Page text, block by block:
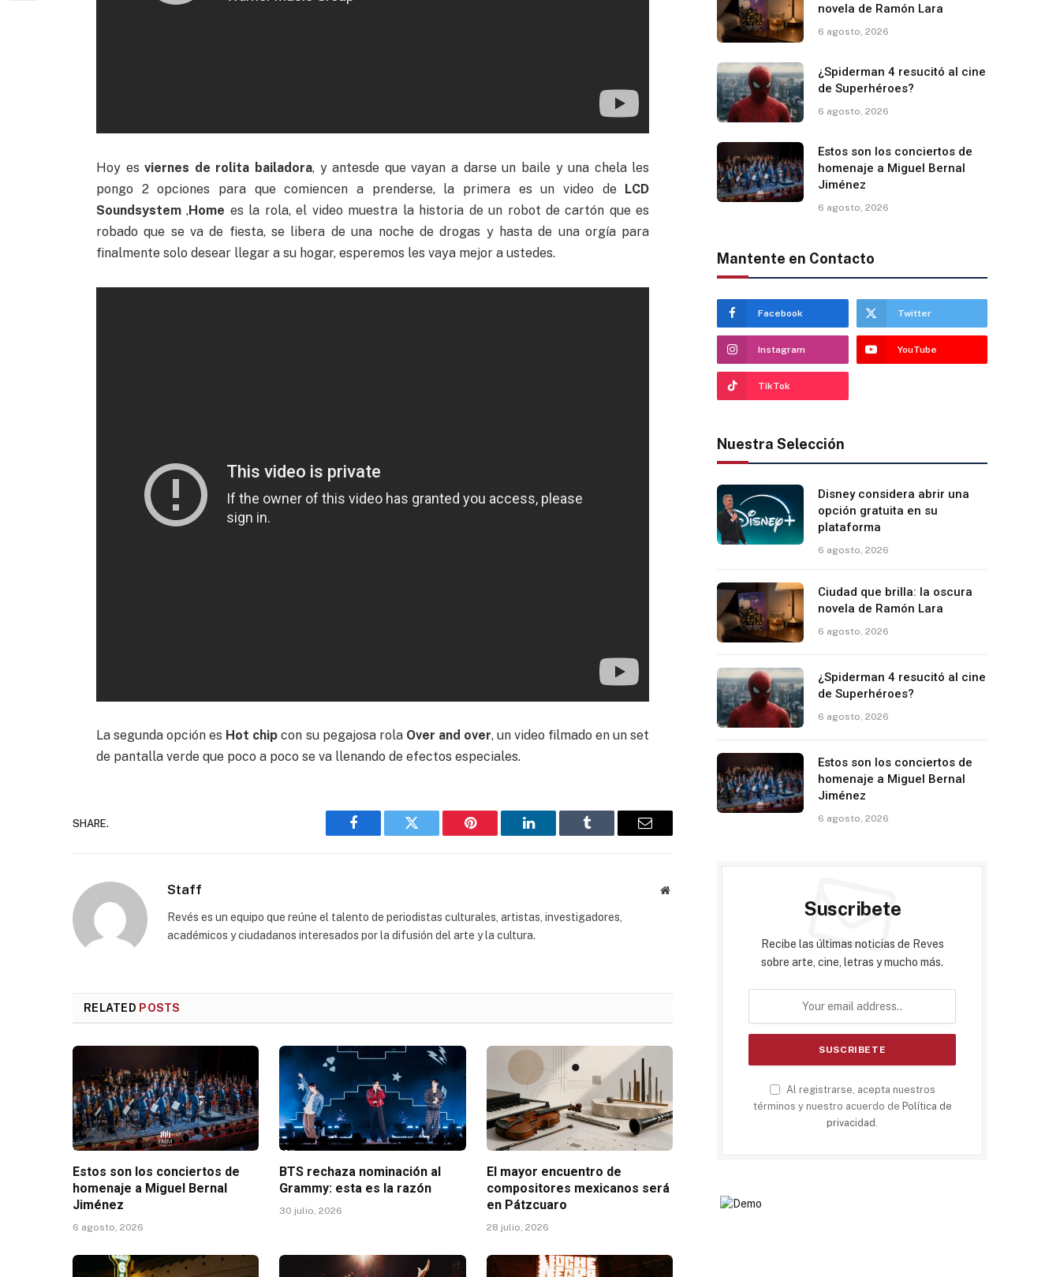
Hoy esviernes de rolita bailadora, y antesde que vayan a darse un baile y una chela les
pongo 2 opciones para que comiencen a prenderse, la primera es un video de LCD
Soundsystem,Home es la rola, el video muestra la historia de un robot de cartón que es
robado que se va de fiesta, se libera de una noche de drogas y hasta de una orgía para
finalmente solo desear llegar a su hogar, esperemos les vaya mejor a ustedes.
La segunda opción es Hot chip con su pegajosa rola Over and over, un video filmado en un set
de pantalla verde que poco a poco se va llenando de efectos especiales.
SHARE.
Facebook Twitter Pinterest LinkedIn Tumblr Email
Staff Website
Revés es un equipo que reúne el talento de periodistas culturales, artistas, investigadores,
académicos y ciudadanos interesados por la difusión del arte y la cultura.
RELATED POSTS
Estos son los conciertos de
homenaje a Miguel Bernal
Jiménez
6 agosto, 2026
BTS rechaza nominación al
Grammy: esta es la razón
30 julio, 2026
El mayor encuentro de
compositores mexicanos será
en Pátzcuaro
28 julio, 2026
novela de Ramón Lara
6 agosto, 2026
¿Spiderman 4 resucitó al cine
de Superhéroes?
6 agosto, 2026
Estos son los conciertos de
homenaje a Miguel Bernal
Jiménez
6 agosto, 2026
Mantente en Contacto
Facebook Twitter
Instagram YouTube
TikTok
Nuestra Selección
Disney considera abrir una
opción gratuita en su
plataforma
6 agosto, 2026
Ciudad que brilla: la oscura
novela de Ramón Lara
6 agosto, 2026
¿Spiderman 4 resucitó al cine
de Superhéroes?
6 agosto, 2026
Estos son los conciertos de
homenaje a Miguel Bernal
Jiménez
6 agosto, 2026
Suscribete
Recibe las últimas noticias de Reves
sobre arte, cine, letras y mucho más.
Al registrarse, acepta nuestros
términos y nuestro acuerdo de Política de
privacidad